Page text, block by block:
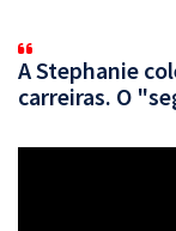
A Stephanie
carreiras. O